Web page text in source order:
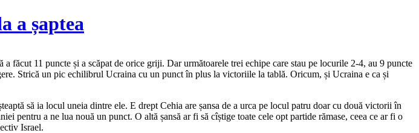
a șaptea
făcut 11 puncte și a scăpat de orice griji. Dar următoarele trei echipe care stau pe locurile 2-4, au 9 puncte
Strică un pic echilibrul Ucraina cu un punct în plus la victoriile la tablă. Oricum, și Ucraina e ca și
să ia locul uneia dintre ele. E drept Cehia are șansa de a urca pe locul patru doar cu două victorii în
pentru a ne lua nouă un punct. O altă șansă ar fi să cîștige toate cele opt partide rămase, ceea ce ar fi o
Israel.